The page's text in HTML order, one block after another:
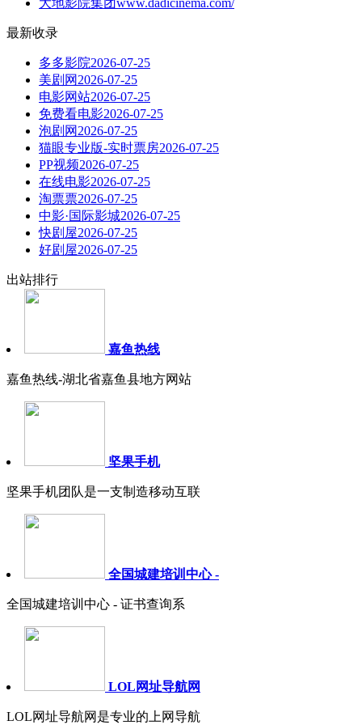
最新收录
多多影院2026-07-25
美剧网 2026-07-25
电影网站2026-07-25
免费看电影2026-07-25
泡剧网 2026-07-25
猫眼专业版-实时票房2026-07-25
PP视频2026-07-25
在线电影2026-07-25
淘票票2026-07-25
中影·国际影城2026-07-25
快剧屋2026-07-25
好剧屋2026-07-25
出站排行
嘉鱼热线
嘉鱼热线-湖北省嘉鱼县地方网站
坚果手机
坚果手机团队是一支制造移动互联
全国城建培训中心 -
全国城建培训中心 - 证书查询系
LOL网址导航网
LOL网址导航网是专业的上网导航